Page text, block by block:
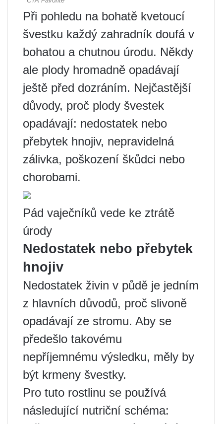
Při pohledu na bohatě kvetoucí
švestku každý zahradník doufá v
bohatou a chutnou úrodu. Někdy
ale plody hromadně opadávají
ještě před dozráním. Nejčastější
důvody, proč plody švestek
opadávají: nedostatek nebo
přebytek hnojiv, nepravidelná
zálivka, poškození škůdci nebo
chorobami.
Pád vaječníků vede ke ztrátě
úrody
Nedostatek nebo přebytek
hnojiv
Nedostatek živin v půdě je jedním
z hlavních důvodů, proč slivoně
opadávají ze stromu. Aby se
předešlo takovému
nepříjemnému výsledku, měly by
být krmeny švestky.
Pro tuto rostlinu se používá
následující nutriční schéma: